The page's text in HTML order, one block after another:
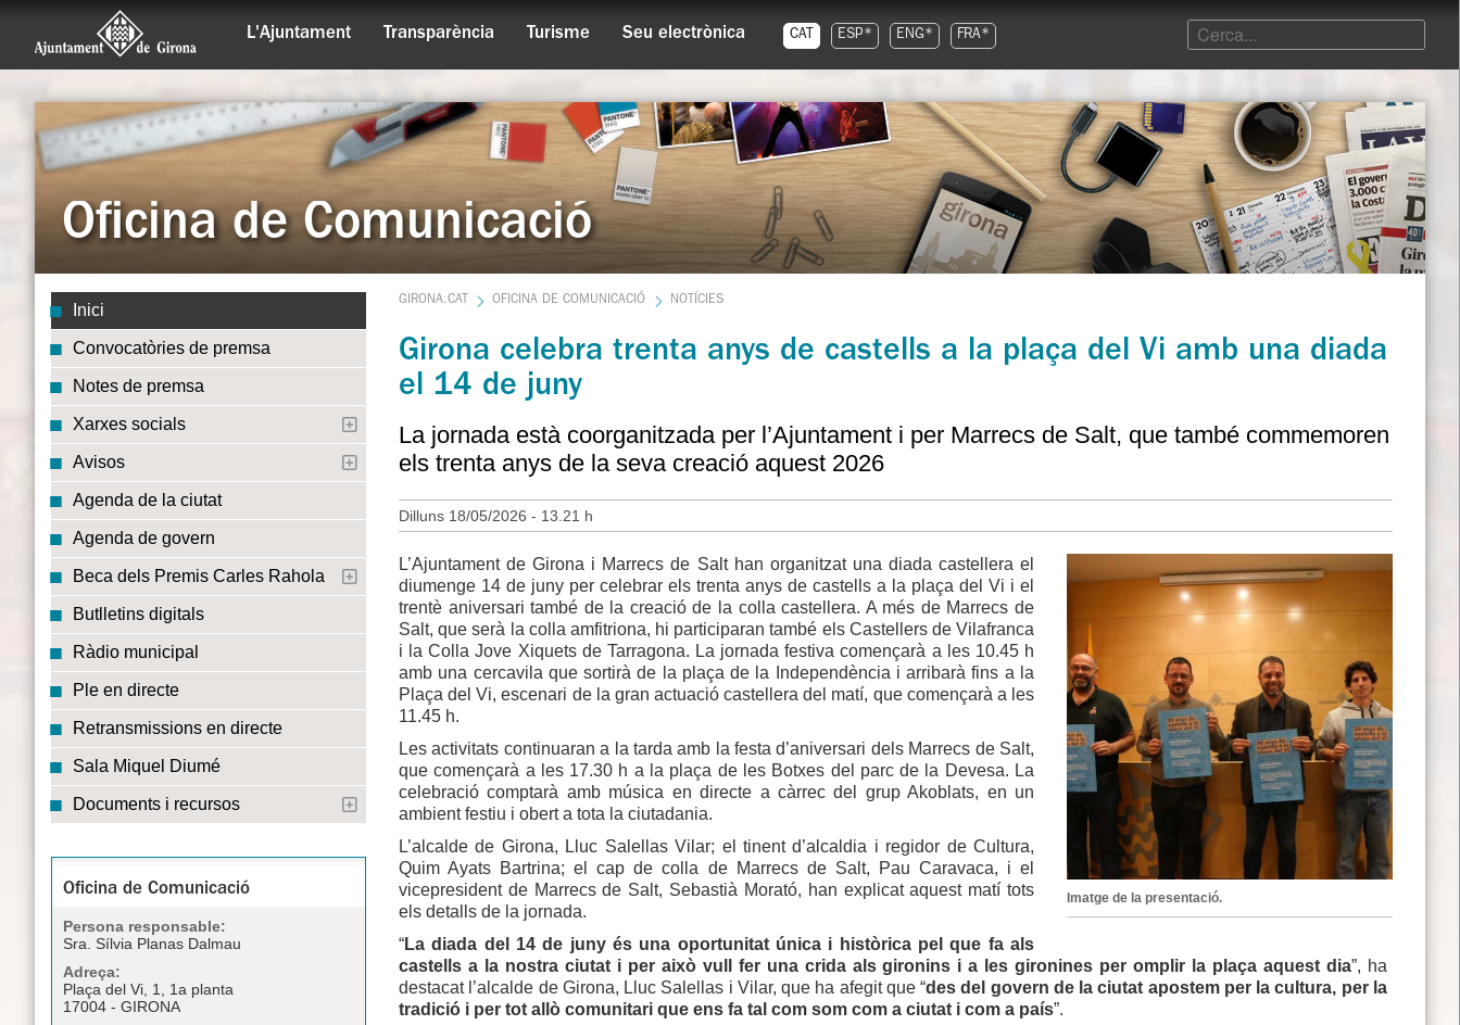
L'Ajuntament Transparència Turisme Seu electrònica CAT ESP* ENG* FRA*
Oficina de Comunicació
Inici
Convocatòries de premsa
Notes de premsa
Xarxes socials
Avisos
Agenda de la ciutat
Agenda de govern
Beca dels Premis Carles Rahola
Butlletins digitals
Ràdio municipal
Ple en directe
Retransmissions en directe
Sala Miquel Diumé
Documents i recursos
Oficina de Comunicació
Persona responsable:
Sra. Sílvia Planas Dalmau
Adreça:
Plaça del Vi, 1, 1a planta
17004 - GIRONA
GIRONA.CAT OFICINA DE COMUNICACIÓ NOTÍCIES
Girona celebra trenta anys de castells a la plaça del Vi amb una diada
el 14 de juny
La jornada està coorganitzada per l’Ajuntament i per Marrecs de Salt, que també commemoren
els trenta anys de la seva creació aquest 2026
Dilluns 18/05/2026 - 13.21 h
Imatge de la presentació.
L’Ajuntament de Girona i Marrecs de Salt han organitzat una diada castellera el
diumenge 14 de juny per celebrar els trenta anys de castells a la plaça del Vi i el
trentè aniversari també de la creació de la colla castellera. A més de Marrecs de
Salt, que serà la colla amfitriona, hi participaran també els Castellers de Vilafranca
i la Colla Jove Xiquets de Tarragona. La jornada festiva començarà a les 10.45 h
amb una cercavila que sortirà de la plaça de la Independència i arribarà fins a la
Plaça del Vi, escenari de la gran actuació castellera del matí, que començarà a les
11.45 h.
Les activitats continuaran a la tarda amb la festa d’aniversari dels Marrecs de Salt,
que començarà a les 17.30 h a la plaça de les Botxes del parc de la Devesa. La
celebració comptarà amb música en directe a càrrec del grup Akoblats, en un
ambient festiu i obert a tota la ciutadania.
L’alcalde de Girona, Lluc Salellas Vilar; el tinent d’alcaldia i regidor de Cultura,
Quim Ayats Bartrina; el cap de colla de Marrecs de Salt, Pau Caravaca, i el
vicepresident de Marrecs de Salt, Sebastià Morató, han explicat aquest matí tots
els detalls de la jornada.
“La diada del 14 de juny és una oportunitat única i històrica pel que fa als
castells a la nostra ciutat i per això vull fer una crida als gironins i a les gironines per omplir la plaça aquest dia”, ha
destacat l’alcalde de Girona, Lluc Salellas i Vilar, que ha afegit que “des del govern de la ciutat apostem per la cultura, per la
tradició i per tot allò comunitari que ens fa tal com som com a ciutat i com a país”.